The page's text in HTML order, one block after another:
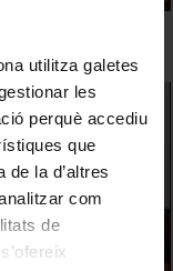
utilitza galetes
les
perquè accediu
que
la d’altres
com
de
narració